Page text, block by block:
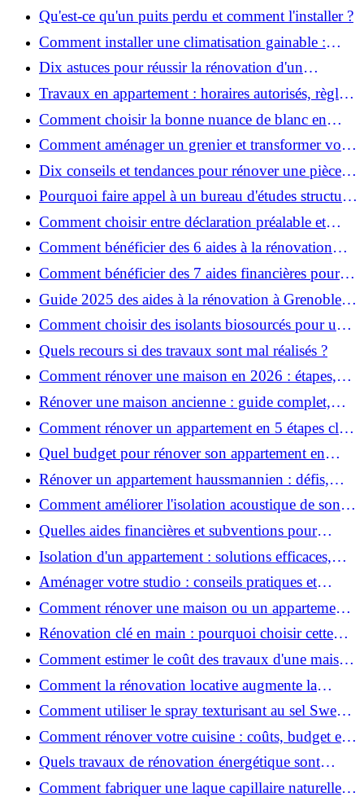
Qu'est-ce qu'un puits perdu et comment l'installer ?
Comment installer une climatisation gainable :
coût, étapes et conseils ?
Dix astuces pour réussir la rénovation d'un
appartement
Travaux en appartement : horaires autorisés, règles
et bonnes pratiques
Comment choisir la bonne nuance de blanc en
décoration et éviter les pièges ?
Comment aménager un grenier et transformer vos
combles en espace habitable ?
Dix conseils et tendances pour rénover une pièce
de la maison
Pourquoi faire appel à un bureau d'études structure
pour garantir la sécurité de vos rénovations ?
Comment choisir entre déclaration préalable et
permis de construire pour vos travaux ?
Comment bénéficier des 6 aides à la rénovation
énergétique à Grenoble ?
Comment bénéficier des 7 aides financières pour la
rénovation énergétique à Voiron ?
Guide 2025 des aides à la rénovation à Grenoble et
Voiron : MaPrimeRénov’, CEE, aides locales
Comment choisir des isolants biosourcés pour une
rénovation écologique ?
Quels recours si des travaux sont mal réalisés ?
Comment rénover une maison en 2026 : étapes,
coûts et conseils ?
Rénover une maison ancienne : guide complet,
étapes, budget et astuces
Comment rénover un appartement en 5 étapes clés
?
Quel budget pour rénover son appartement en
2026 ?
Rénover un appartement haussmannien : défis,
conseils pratiques et estimation des prix
Comment améliorer l'isolation acoustique de son
appartement ?
Quelles aides financières et subventions pour
rénover votre appartement en 2026 ?
Isolation d'un appartement : solutions efficaces,
prix et conseils
Aménager votre studio : conseils pratiques et
erreurs à éviter
Comment rénover une maison ou un appartement
avec 50 000 € : budget, étapes et astuces ?
Rénovation clé en main : pourquoi choisir cette
solution et à quoi faire attention ?
Comment estimer le coût des travaux d'une maison
?
Comment la rénovation locative augmente la
rentabilité de votre parc immobilier ?
Comment utiliser le spray texturisant au sel Sweet
Salt pour des cheveux effet plage ?
Comment rénover votre cuisine : coûts, budget et
astuces bois ?
Quels travaux de rénovation énergétique sont
éligibles à MaPrimeRénov' ?
Comment fabriquer une laque capillaire naturelle